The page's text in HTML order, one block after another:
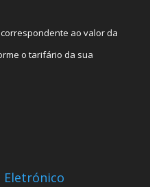
ao valor da
o tarifário da sua
Eletrónico